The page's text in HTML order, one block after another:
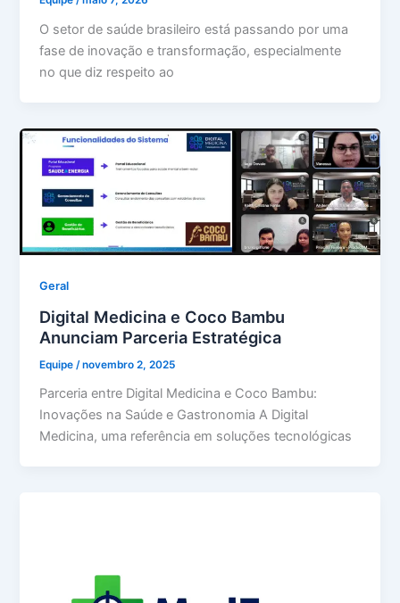
O setor de saúde brasileiro está passando por uma
fase de inovação e transformação, especialmente
no que diz respeito ao
Geral
Digital Medicina e Coco Bambu
Anunciam Parceria Estratégica
Equipe /novembro 2, 2025
Parceria entre Digital Medicina e Coco Bambu:
Inovações na Saúde e Gastronomia A Digital
Medicina, uma referência em soluções tecnológicas